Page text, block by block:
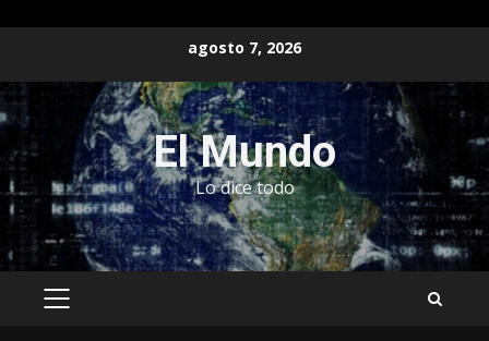
contenido
agosto 7, 2026
El Mundo
Lo dice todo
MENÚ